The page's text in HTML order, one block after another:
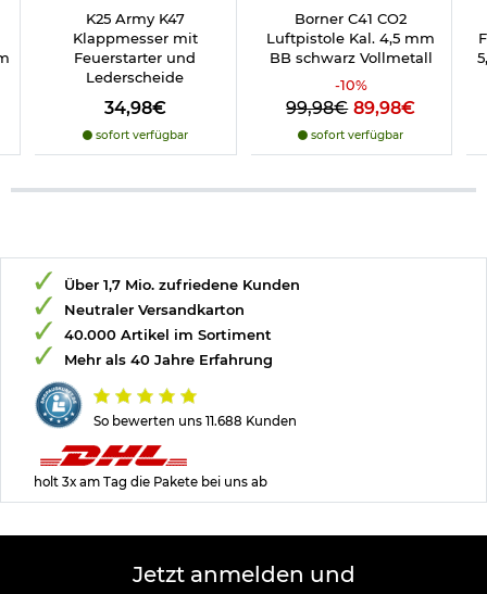
K25 Army K47
Klappmesser mit
Feuerstarter und
Lederscheide
34,98€
sofort verfügbar
Borner C41 CO2
Luftpistole Kal. 4,5 mm
BB schwarz Vollmetall
-10%
99,98€ 89,98€
sofort verfügbar
So bewerten uns 11.688 Kunden
Über 1,7 Mio. zufriedene Kunden
Neutraler Versandkarton
40.000 Artikel im Sortiment
Mehr als 40 Jahre Erfahrung
holt 3x am Tag die Pakete bei uns ab
Jetzt anmelden und